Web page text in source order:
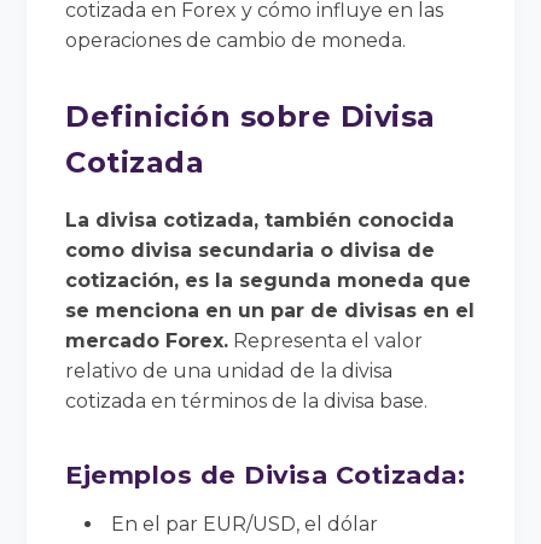
cotizada en Forex y cómo influye en las
operaciones de cambio de moneda.
Definición sobre Divisa
Cotizada
La divisa cotizada, también conocida
como divisa secundaria o divisa de
cotización, es la segunda moneda que
se menciona en un par de divisas en el
mercado Forex. Representa el valor
relativo de una unidad de la divisa
cotizada en términos de la divisa base.
Ejemplos de Divisa Cotizada:
En el par EUR/USD, el dólar